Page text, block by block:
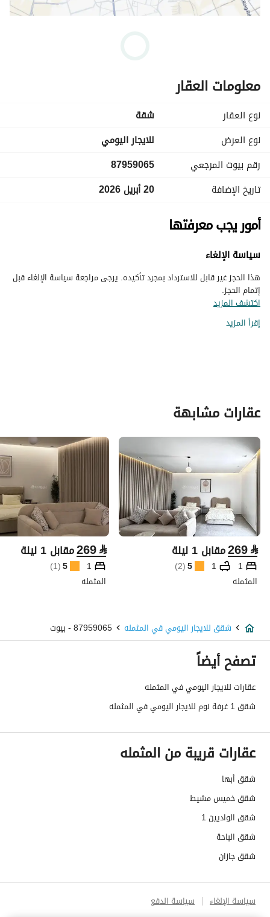
معلومات العقار
نوع العقار
شقة
نوع العرض
للايجار اليومي
رقم بيوت المرجعي
87959065
تاريخ الإضافة
20 أبريل 2026
أمور يجب معرفتها
سياسة الإلغاء
هذا الحجز غير قابل للاسترداد بمجرد تأكيده. يرجى مراجعة سياسة الإلغاء قبل
إتمام الحجز.
اكتشف المزيد
إقرأ المزيد
عقارات مشابهة
⃁
269مقابل 1 ليلة
1
1
5
(
2
)
المثمله
⃁
269مقابل 1 ليلة
1
5
(
1
)
المثمله
شقق للايجار اليومي في المثمله 87959065 - بيوت
تصفح أيضاً
عقارات للايجار اليومي في المثمله
شقق 1 غرفة نوم للايجار اليومي في المثمله
عقارات قريبة من المثمله
شقق أبها
شقق خميس مشيط
شقق الواديين 1
شقق الباحة
شقق جازان
سياسة الإلغاء سياسة الدفع